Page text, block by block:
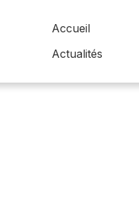
Accueil
Actualités